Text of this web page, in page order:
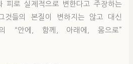
피로 실제적으로 변한다고 주장하는
것들의 본질이 변하지는 않고 대신
“안에, 함께, 아래에, 몸으로”